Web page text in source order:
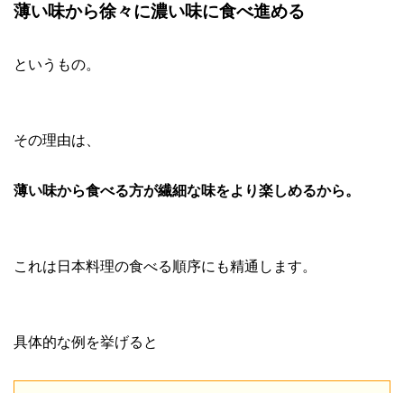
薄い味から徐々に濃い味に食べ進める
というもの。
その理由は、
薄い味から食べる方が繊細な味をより楽しめるから。
これは日本料理の食べる順序にも精通します。
具体的な例を挙げると